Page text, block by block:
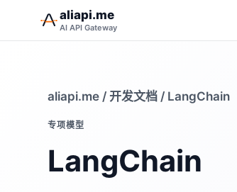
aliapi.me
AI API Gateway
aliapi.me / 开发文档 / LangChain
专项模型
LangChain